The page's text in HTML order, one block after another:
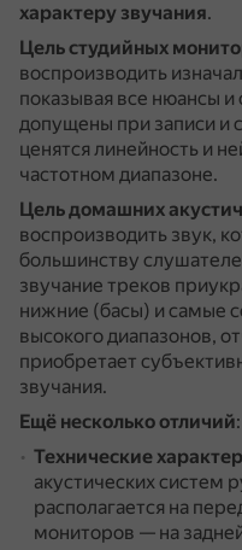
характеру звучания.
Цель студийных
воспроизводить
показывая все нюансы
допущены при записи и
ценятся линейность и
частотном диапазоне.
Цель домашних
воспроизводить звук,
большинству
звучание треков
нижние (басы) и самые
высокого диапазонов,
приобретает
звучания.
Ещё несколько отличий:
Технические
акустических систем
располагается на
мониторов — на